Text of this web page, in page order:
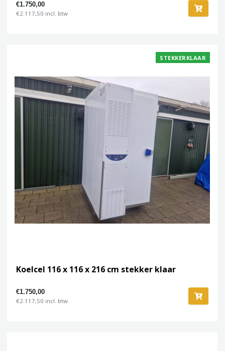
€1.750,00
€2.117,50 incl. btw
STEKKERKLAAR
Koelcel 116 x 116 x 216 cm stekker klaar
€1.750,00
€2.117,50 incl. btw